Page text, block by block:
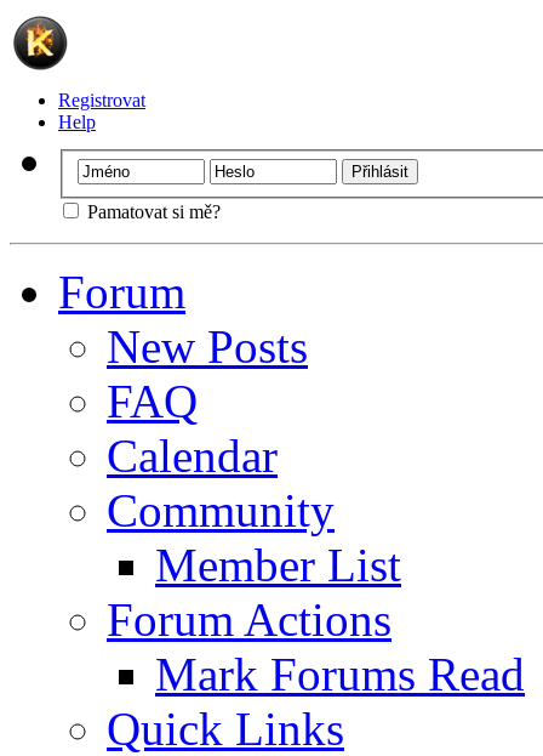
Registrovat
Help
Pamatovat si mě?
Forum
New Posts
FAQ
Calendar
Community
Member List
Forum Actions
Mark Forums Read
Quick Links